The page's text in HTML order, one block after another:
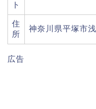
ト
住
所
神奈川県平塚市
広告